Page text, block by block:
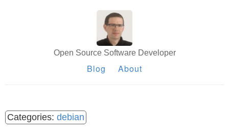
Open Source Software Developer
Blog About
debian